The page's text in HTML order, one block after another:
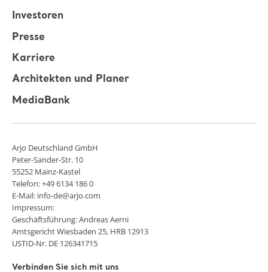
Investoren
Presse
Karriere
Architekten und Planer
MediaBank
Arjo Deutschland GmbH
Peter-Sander-Str. 10
55252 Mainz-Kastel
Telefon: +49 6134 186 0
E-Mail: info-de@arjo.com
Impressum:
Geschäftsführung: Andreas Aerni
Amtsgericht Wiesbaden 25, HRB 12913
USTID-Nr. DE 126341715
Verbinden Sie sich mit uns